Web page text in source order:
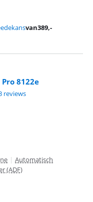
van389,-
8122e
13 reviews.
reviews
| Automatisch
(ADF)